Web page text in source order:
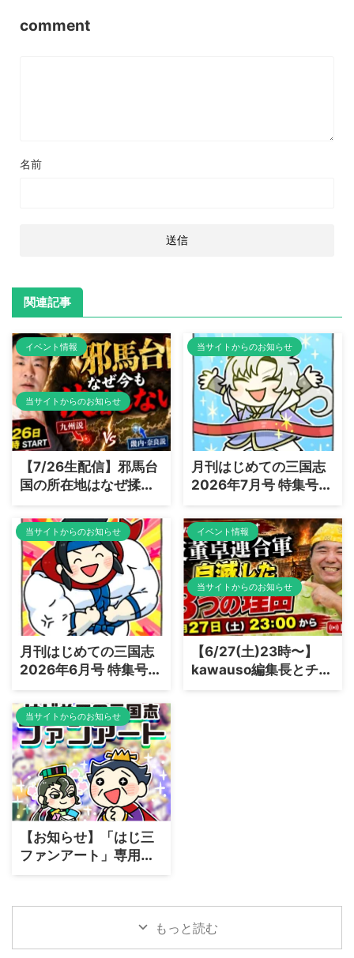
comment
名前
関連記事
イベント情報
当サイトからのお知らせ
【7/26生配信】邪馬台
国の所在地はなぜ揉め
る？三国志×日本史コ
ラボで読み解く「魏志
倭人伝」の謎
当サイトからのお知らせ
月刊はじめての三国志
2026年7月号 特集号：
「鍾会、エリート街道
を爆走しすぎた男」編
を出版しました
当サイトからのお知らせ
月刊はじめての三国志
2026年6月号 特集号：
「趙雲、盛られてもな
お強い男」編を出版し
ました
イベント情報
当サイトからのお知らせ
【6/27(土)23時〜】
kawauso編集長とチャ
ットで語る！YouTube
当サイトからのお知らせ
【お知らせ】「はじ三
ファンアート」専用の
応募ページをリニュー
もっと読む